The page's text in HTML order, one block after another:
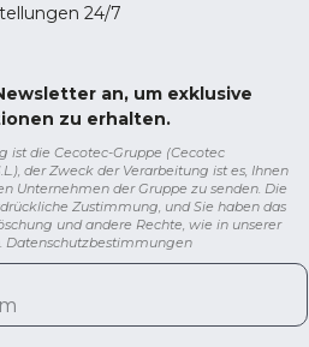
24/7
an, um exklusive
zu erhalten.
ist die Cecotec-Gruppe (Cecotec
der Zweck der Verarbeitung ist es, Ihnen
Unternehmen der Gruppe zu senden. Die
Zustimmung, und Sie haben das
und andere Rechte, wie in unserer
Datenschutzbestimmungen